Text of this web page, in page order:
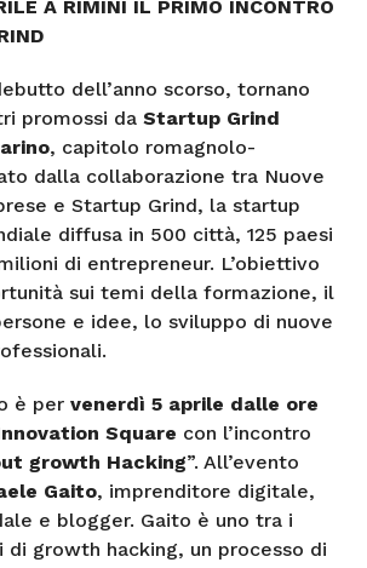
A RIMINI IL PRIMO INCONTRO
dell’anno scorso, tornano
promossi da Startup Grind
, capitolo romagnolo-
dalla collaborazione tra Nuove
e Startup Grind, la startup
diffusa in 500 città, 125 paesi
di entrepreneur. L’obiettivo
sui temi della formazione, il
e idee, lo sviluppo di nuove
è per venerdì 5 aprile dalle ore
Square con l’incontro
growth Hacking”. All’evento
Gaito, imprenditore digitale,
e blogger. Gaito è uno tra i
di growth hacking, un processo di